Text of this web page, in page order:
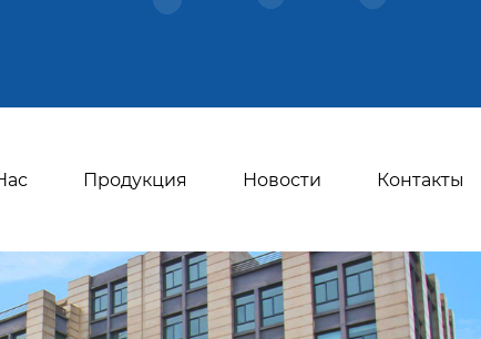
Продукция Новости Контакты